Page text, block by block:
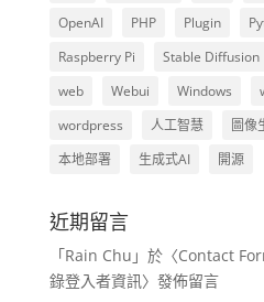
OpenAI
PHP Plugin
Raspberry Pi
Stable Diffusion
web
Webui Windows
wordpress
人工智慧 圖像
本地部署
生成式AI 開源
近期留言
「Rain Chu 」於〈Contact
錄登入者資訊〉發佈留言